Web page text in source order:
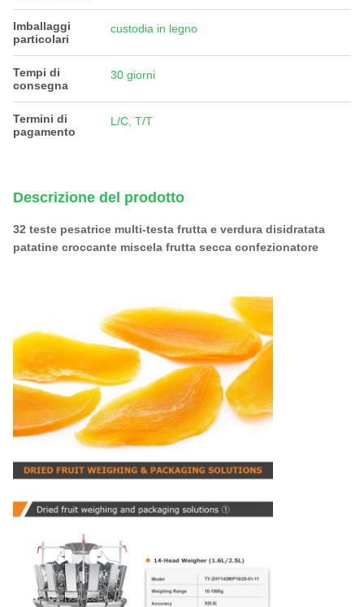
Imballaggi
particolari
custodia in legno
Tempi di
consegna
30 giorni
Termini di
pagamento
L/C, T/T
Descrizione del prodotto
32 teste pesatrice multi-testa frutta e verdura disidratata
patatine croccante miscela frutta secca confezionatore